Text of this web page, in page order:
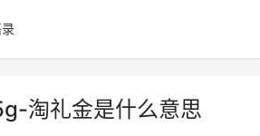
淘礼金是什么意思